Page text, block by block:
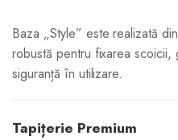
Baza „Style” este realizată
robustă pentru fixarea scoicii,
siguranță în utilizare.
Tapițerie Premium